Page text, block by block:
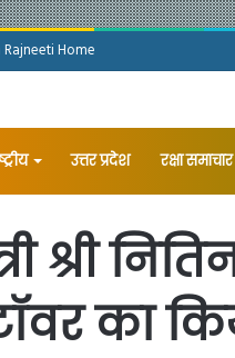
Rajneeti Home
उत्तर प्रदेश रक्षा समाचार
श्री
का